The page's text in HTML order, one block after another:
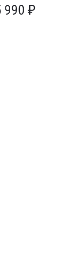
990 ₽